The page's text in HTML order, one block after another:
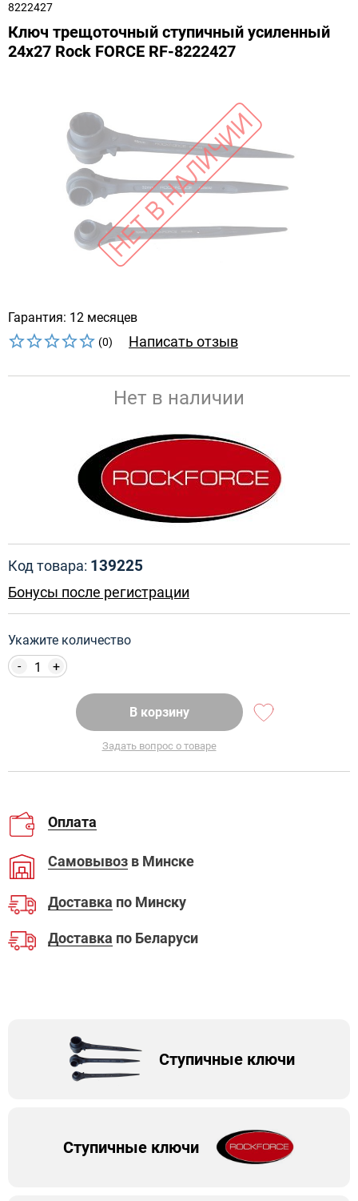
8222427
Ключ трещоточный ступичный усиленный
24х27 Rock FORCE RF-8222427
Гарантия: 12 месяцев
(0) Написать отзыв
Нет в наличии
Код товара: 139225
Бонусы после регистрации
Укажите количество
+
-
В корзину
Задать вопрос о товаре
Оплата
Самовывоз в Минске
Доставка по Минску
Доставка по Беларуси
Ступичные ключи
Ступичные ключи